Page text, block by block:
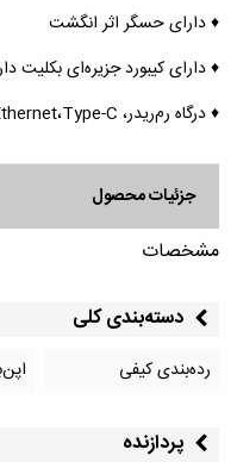
♦️ دارای حسگر اثر انگشت
♦️ دارای کیبورد جزیره‌ای بکلیت
♦️ درگاه رم‌ریدر، HDMI ، USB3 ، Ethernet،Type-C
جزئیات محصول
مشخصات
دسته‌بندی کلی
رده‌بندی کیفی
پردازنده